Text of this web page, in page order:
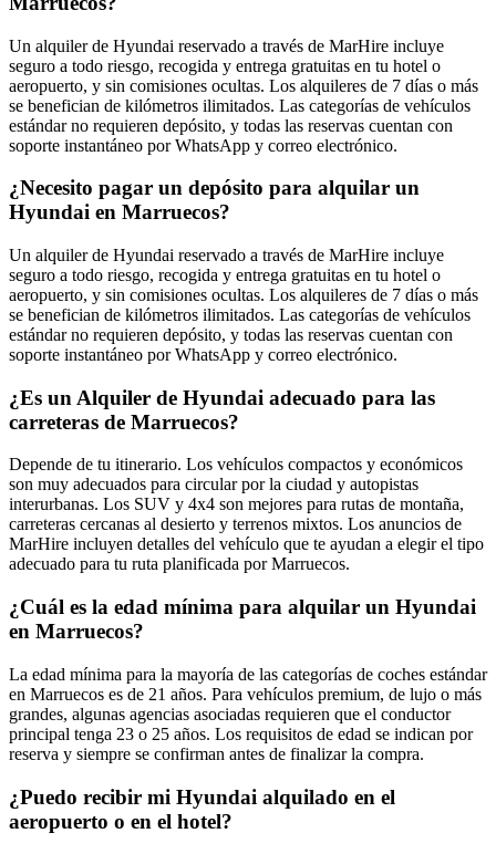
Un alquiler de Hyundai reservado a través de MarHire incluye
seguro a todo riesgo, recogida y entrega gratuitas en tu hotel o
aeropuerto, y sin comisiones ocultas. Los alquileres de 7 días o más
se benefician de kilómetros ilimitados. Las categorías de vehículos
estándar no requieren depósito, y todas las reservas cuentan con
soporte instantáneo por WhatsApp y correo electrónico.
¿Necesito pagar un depósito para alquilar un
Hyundai en Marruecos?
Un alquiler de Hyundai reservado a través de MarHire incluye
seguro a todo riesgo, recogida y entrega gratuitas en tu hotel o
aeropuerto, y sin comisiones ocultas. Los alquileres de 7 días o más
se benefician de kilómetros ilimitados. Las categorías de vehículos
estándar no requieren depósito, y todas las reservas cuentan con
soporte instantáneo por WhatsApp y correo electrónico.
¿Es un Alquiler de Hyundai adecuado para las
carreteras de Marruecos?
Depende de tu itinerario. Los vehículos compactos y económicos
son muy adecuados para circular por la ciudad y autopistas
interurbanas. Los SUV y 4x4 son mejores para rutas de montaña,
carreteras cercanas al desierto y terrenos mixtos. Los anuncios de
MarHire incluyen detalles del vehículo que te ayudan a elegir el tipo
adecuado para tu ruta planificada por Marruecos.
¿Cuál es la edad mínima para alquilar un Hyundai
en Marruecos?
La edad mínima para la mayoría de las categorías de coches estándar
en Marruecos es de 21 años. Para vehículos premium, de lujo o más
grandes, algunas agencias asociadas requieren que el conductor
principal tenga 23 o 25 años. Los requisitos de edad se indican por
reserva y siempre se confirman antes de finalizar la compra.
¿Puedo recibir mi Hyundai alquilado en el
aeropuerto o en el hotel?